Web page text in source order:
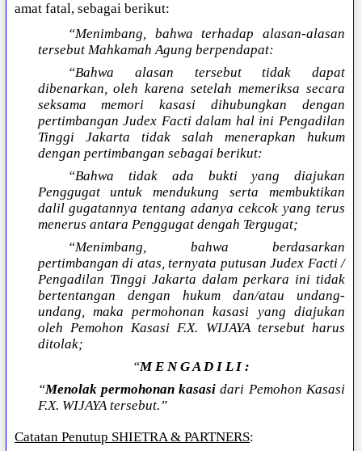
amat fatal, sebagai berikut:
“Menimbang, bahwa terhadap alasan-alasan
tersebut Mahkamah Agung berpendapat:
“Bahwa alasan tersebut tidak dapat
dibenarkan, oleh karena setelah memeriksa secara
seksama memori kasasi dihubungkan dengan
pertimbangan Judex Facti dalam hal ini Pengadilan
Tinggi Jakarta tidak salah menerapkan hukum
dengan pertimbangan sebagai berikut:
“Bahwa tidak ada bukti yang diajukan
Penggugat untuk mendukung serta membuktikan
dalil gugatannya tentang adanya cekcok yang terus
menerus antara Penggugat dengah Tergugat;
“Menimbang, bahwa berdasarkan
pertimbangan di atas, ternyata putusan Judex Facti /
Pengadilan Tinggi Jakarta dalam perkara ini tidak
bertentangan dengan hukum dan/atau undang-
undang, maka permohonan kasasi yang diajukan
oleh Pemohon Kasasi F.X. WIJAYA tersebut harus
ditolak;
“M E N G A D I L I :
“Menolak permohonan kasasi dari Pemohon Kasasi
F.X. WIJAYA tersebut.”
Catatan Penutup SHIETRA & PARTNERS: